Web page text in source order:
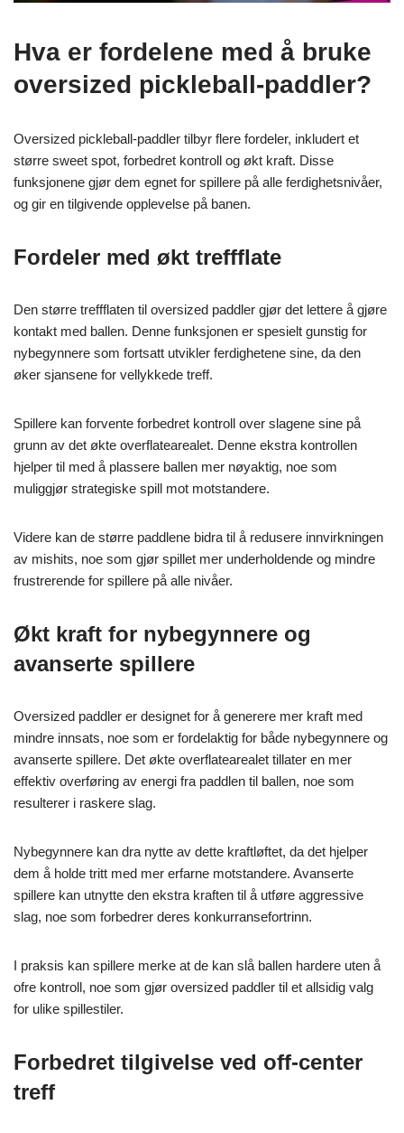
Hva er fordelene med å bruke
oversized pickleball-paddler?
Oversized pickleball-paddler tilbyr flere fordeler, inkludert et
større sweet spot, forbedret kontroll og økt kraft. Disse
funksjonene gjør dem egnet for spillere på alle ferdighetsnivåer,
og gir en tilgivende opplevelse på banen.
Fordeler med økt treffflate
Den større treffflaten til oversized paddler gjør det lettere å gjøre
kontakt med ballen. Denne funksjonen er spesielt gunstig for
nybegynnere som fortsatt utvikler ferdighetene sine, da den
øker sjansene for vellykkede treff.
Spillere kan forvente forbedret kontroll over slagene sine på
grunn av det økte overflatearealet. Denne ekstra kontrollen
hjelper til med å plassere ballen mer nøyaktig, noe som
muliggjør strategiske spill mot motstandere.
Videre kan de større paddlene bidra til å redusere innvirkningen
av mishits, noe som gjør spillet mer underholdende og mindre
frustrerende for spillere på alle nivåer.
Økt kraft for nybegynnere og
avanserte spillere
Oversized paddler er designet for å generere mer kraft med
mindre innsats, noe som er fordelaktig for både nybegynnere og
avanserte spillere. Det økte overflatearealet tillater en mer
effektiv overføring av energi fra paddlen til ballen, noe som
resulterer i raskere slag.
Nybegynnere kan dra nytte av dette kraftløftet, da det hjelper
dem å holde tritt med mer erfarne motstandere. Avanserte
spillere kan utnytte den ekstra kraften til å utføre aggressive
slag, noe som forbedrer deres konkurransefortrinn.
I praksis kan spillere merke at de kan slå ballen hardere uten å
ofre kontroll, noe som gjør oversized paddler til et allsidig valg
for ulike spillestiler.
Forbedret tilgivelse ved off-center
treff